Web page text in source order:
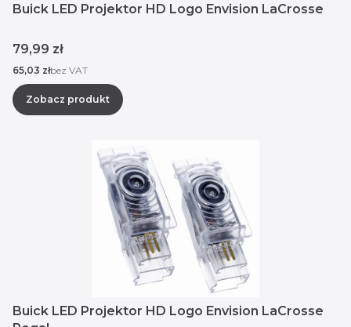
Buick LED Projektor HD Logo Envision LaCrosse
Cena
79,99 zł
Cena
65,03 złbez VAT
Zobacz produkt
Buick LED Projektor HD Logo Envision LaCrosse